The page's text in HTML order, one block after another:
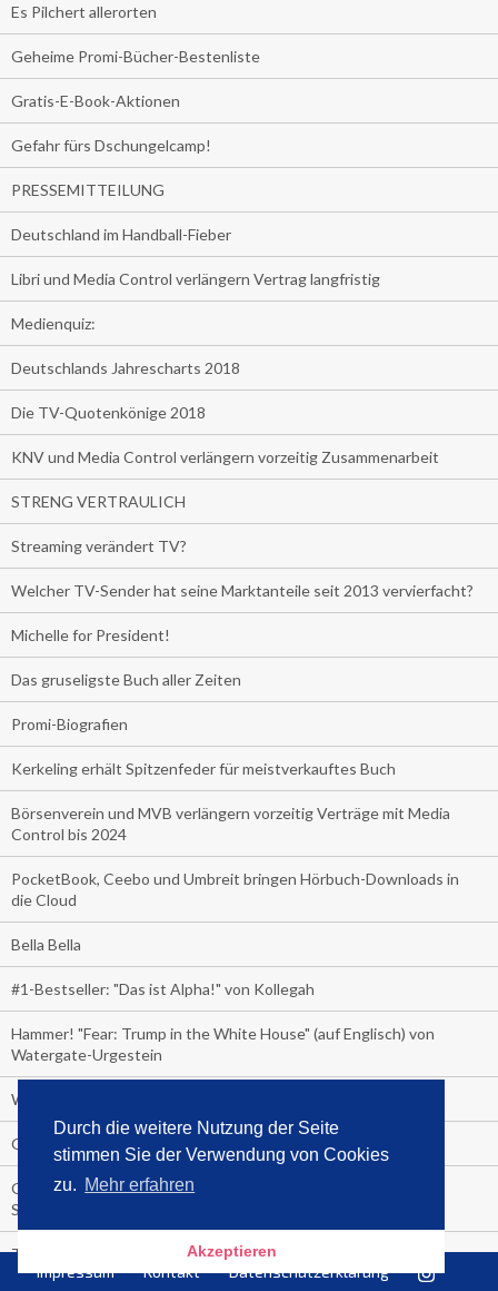
Durch die weitere Nutzung der Seite
stimmen Sie der Verwendung von Cookies
zu. Mehr erfahren
Akzeptieren
Es Pilchert allerorten
Geheime Promi-Bücher-Bestenliste
Gratis-E-Book-Aktionen
Gefahr fürs Dschungelcamp!
PRESSEMITTEILUNG
Deutschland im Handball-Fieber
Libri und Media Control verlängern Vertrag langfristig
Medienquiz:
Deutschlands Jahrescharts 2018
Die TV-Quotenkönige 2018
KNV und Media Control verlängern vorzeitig Zusammenarbeit
STRENG VERTRAULICH
Streaming verändert TV?
Welcher TV-Sender hat seine Marktanteile seit 2013 vervierfacht?
Michelle for President!
Das gruseligste Buch aller Zeiten
Promi-Biografien
Kerkeling erhält Spitzenfeder für meistverkauftes Buch
Börsenverein und MVB verlängern vorzeitig Verträge mit Media
Control bis 2024
PocketBook, Ceebo und Umbreit bringen Hörbuch-Downloads in
die Cloud
Bella Bella
#1-Bestseller: "Das ist Alpha!" von Kollegah
Hammer! "Fear: Trump in the White House" (auf Englisch) von
Watergate-Urgestein
Wie alt sind die TV-Zuschauer
Geisterfahrer auf Überholspur
Gegen Einsamkeit: Single-Haushalte schauen täglich fast 6
Stunden TV
TV-Quote:
Impressum Kontakt Datenschutzerklärung